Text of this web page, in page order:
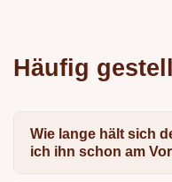
Häufig
Wie lange hält sich
ich ihn schon am